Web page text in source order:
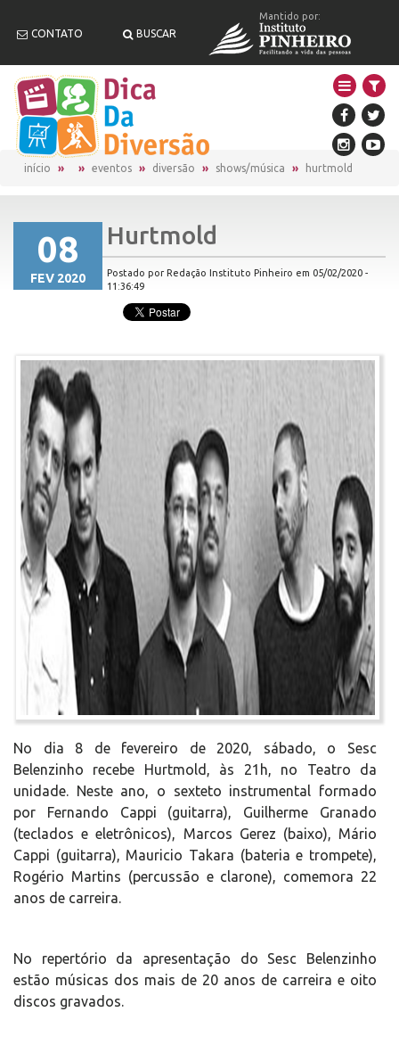
CONTATO BUSCAR
Mantido por:
início eventos diversão shows/música hurtmold
08
FEV 2020
Hurtmold
Postado por Redação Instituto Pinheiro em 05/02/2020 -
11:36:49
No dia 8 de fevereiro de 2020, sábado, o Sesc
Belenzinho recebe Hurtmold, às 21h, no Teatro da
unidade. Neste ano, o sexteto instrumental formado
por Fernando Cappi (guitarra), Guilherme Granado
(teclados e eletrônicos), Marcos Gerez (baixo), Mário
Cappi (guitarra), Mauricio Takara (bateria e trompete),
Rogério Martins (percussão e clarone), comemora 22
anos de carreira.
No repertório da apresentação do Sesc Belenzinho
estão músicas dos mais de 20 anos de carreira e oito
discos gravados.